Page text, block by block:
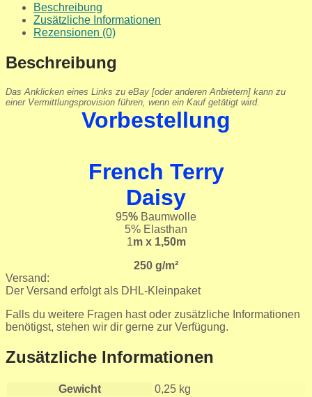
Beschreibung
Zusätzliche Informationen
Rezensionen (0)
Beschreibung
Das Anklicken eines Links zu eBay [oder anderen Anbietern] kann zu
einer Vermittlungsprovision führen, wenn ein Kauf getätigt wird.
Vorbestellung
French Terry
Daisy
95% Baumwolle
5% Elasthan
1m x 1,50m
250 g/m²
Versand:
Der Versand erfolgt als DHL-Kleinpaket
Falls du weitere Fragen hast oder zusätzliche Informationen
benötigst, stehen wir dir gerne zur Verfügung.
Zusätzliche Informationen
Gewicht
0,25 kg